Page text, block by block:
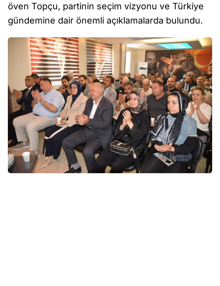
öven Topçu, partinin seçim vizyonu ve Türkiye
gündemine dair önemli açıklamalarda bulundu.